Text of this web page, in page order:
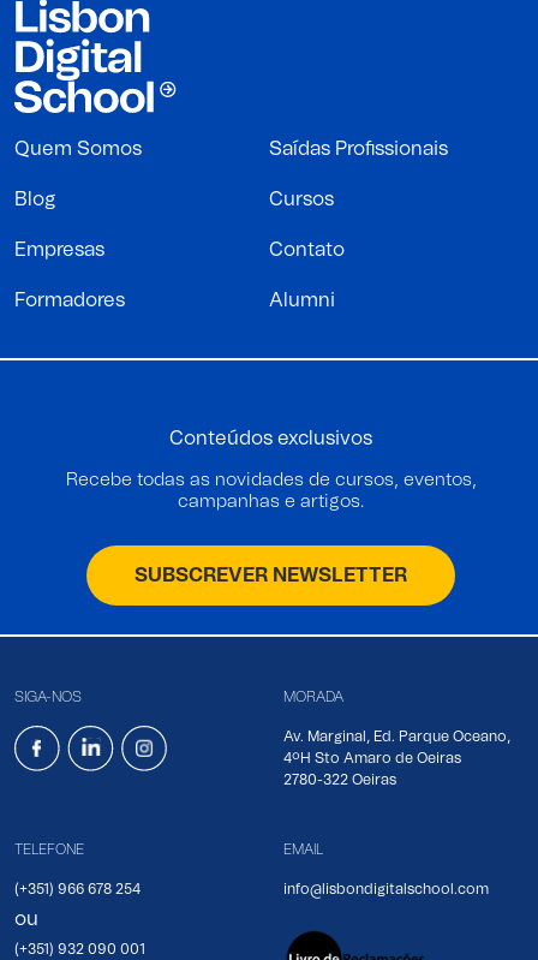
Quem Somos Saídas Profissionais
Blog Cursos
Empresas Contato
Formadores Alumni
Conteúdos exclusivos
Recebe todas as novidades de cursos, eventos,
campanhas e artigos.
SUBSCREVER NEWSLETTER
SIGA-NOS MORADA
Av. Marginal, Ed. Parque Oceano,
4ºH Sto Amaro de Oeiras
2780-322 Oeiras
TELEFONE
(+351) 966 678 254
ou
(+351) 932 090 001
EMAIL
info@lisbondigitalschool.com